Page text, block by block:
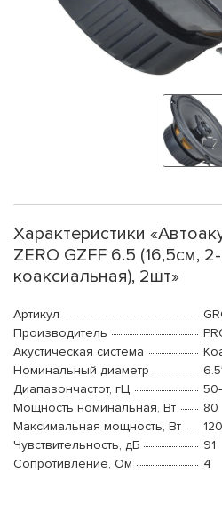
Характеристики
ZERO GZFF 6.5 (16,5см,
коаксиальная), 2шт»
Артикул
Производитель
Акустическая система
Номинальный диаметр
Диапазончастот, гЦ
Мощность номинальная, Вт
80
Максимальная мощность, Вт
120
Чувствительность, дБ
91
Сопротивление, Ом
4